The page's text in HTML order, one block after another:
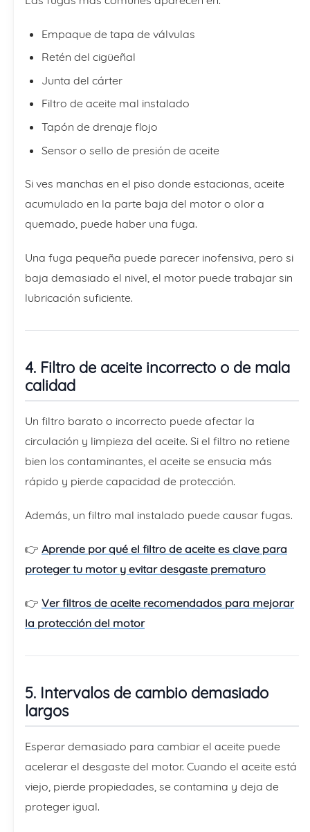
Empaque de tapa de válvulas
Retén del cigüeñal
Junta del cárter
Filtro de aceite mal instalado
Tapón de drenaje flojo
Sensor o sello de presión de aceite
Si ves manchas en el piso donde estacionas, aceite
acumulado en la parte baja del motor o olor a
quemado, puede haber una fuga.
Una fuga pequeña puede parecer inofensiva, pero si
baja demasiado el nivel, el motor puede trabajar sin
lubricación suficiente.
4. Filtro de aceite incorrecto o de mala
calidad
Un filtro barato o incorrecto puede afectar la
circulación y limpieza del aceite. Si el filtro no retiene
bien los contaminantes, el aceite se ensucia más
rápido y pierde capacidad de protección.
Además, un filtro mal instalado puede causar fugas.
👉 Aprende por qué el filtro de aceite es clave para
proteger tu motor y evitar desgaste prematuro
👉 Ver filtros de aceite recomendados para mejorar
la protección del motor
5. Intervalos de cambio demasiado
largos
Esperar demasiado para cambiar el aceite puede
acelerar el desgaste del motor. Cuando el aceite está
viejo, pierde propiedades, se contamina y deja de
proteger igual.